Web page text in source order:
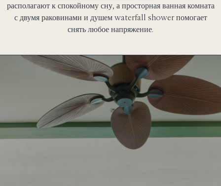
располагают к спокойному сну, а просторная ванная комната
с двумя раковинами и душем waterfall shower помогает
снять любое напряжение.